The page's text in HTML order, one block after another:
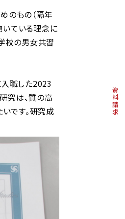
資料請求
のもの（隔年
いている理念に
校の男女共習
入職した2023
究は、質の高
です。研究成